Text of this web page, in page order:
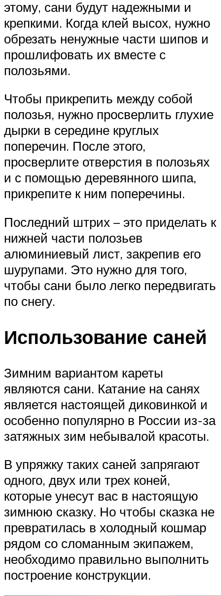
этому, сани будут надежными и
крепкими. Когда клей высох, нужно
обрезать ненужные части шипов и
прошлифовать их вместе с
полозьями.
Чтобы прикрепить между собой
полозья, нужно просверлить глухие
дырки в середине круглых
поперечин. После этого,
просверлите отверстия в полозьях
и с помощью деревянного шипа,
прикрепите к ним поперечины.
Последний штрих – это приделать к
нижней части полозьев
алюминиевый лист, закрепив его
шурупами. Это нужно для того,
чтобы сани было легко передвигать
по снегу.
Использование саней
Зимним вариантом кареты
являются сани. Катание на санях
является настоящей диковинкой и
особенно популярно в России из-за
затяжных зим небывалой красоты.
В упряжку таких саней запрягают
одного, двух или трех коней,
которые унесут вас в настоящую
зимнюю сказку. Но чтобы сказка не
превратилась в холодный кошмар
рядом со сломанным экипажем,
необходимо правильно выполнить
построение конструкции.